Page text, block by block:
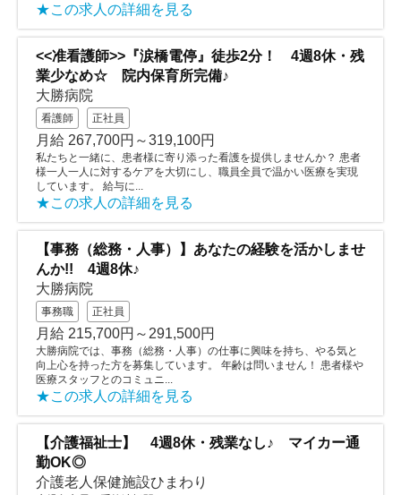
★この求人の詳細を見る
<<准看護師>>『涙橋電停』徒歩2分！ 4週8休・残
業少なめ☆ 院内保育所完備♪
大勝病院
看護師 正社員
月給 267,700円～319,100円
私たちと一緒に、患者様に寄り添った看護を提供しませんか？ 患者
様一人一人に対するケアを大切にし、職員全員で温かい医療を実現
しています。 給与に...
★この求人の詳細を見る
【事務（総務・人事）】あなたの経験を活かしませ
んか!! 4週8休♪
大勝病院
事務職 正社員
月給 215,700円～291,500円
大勝病院では、事務（総務・人事）の仕事に興味を持ち、やる気と
向上心を持った方を募集しています。 年齢は問いません！ 患者様や
医療スタッフとのコミュニ...
★この求人の詳細を見る
【介護福祉士】 4週8休・残業なし♪ マイカー通
勤OK◎
介護老人保健施設ひまわり